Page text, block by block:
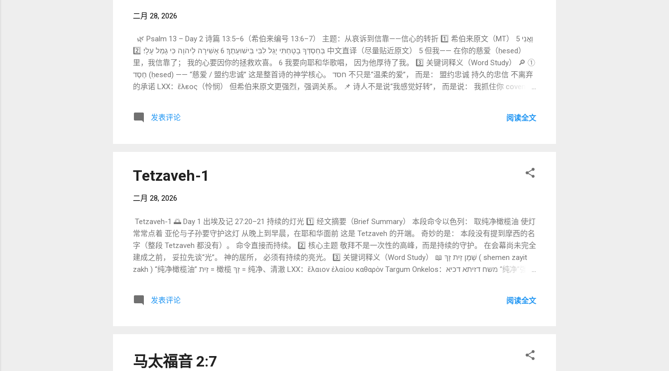
二月 28, 2026
🌿 Psalm 13 – Day 2 诗篇 13:5–6（希伯来编号 13:6–7） 主题：从哀诉到信靠——信心的转折 1️⃣ 希伯来原文（MT） 5 וַאֲנִי
בְּחַסְדְּךָ בָטָחְתִּי יָגֵל לִבִּי בִּישׁוּעָתֶךָ׃ 6 אָשִׁירָה לַיהוָה כִּי גָמַל עָלָי׃ 2️⃣ 中文直译（尽量贴近原文） 5 但我—— 在你的慈爱（ḥesed）
里，我信靠了； 我的心要因你的拯救欢喜。 6 我要向耶和华歌唱， 因为他厚待了我。 3️⃣ 关键词释义（Word Study） 🔎 ①
חֶסֶד (ḥesed) —— “慈爱 / 盟约忠诚” 这是整首诗的神学核心。 חסד 不只是“温柔的爱”， 而是： 盟约忠诚 持久的忠信 不离弃
的承诺 LXX：ἔλεος（怜悯） 但希伯来原文更强烈，强调关系。 📌 诗人不是说“我感觉好转”， 而是说： 我抓住你 covenant
בָּטַח (bataḥ) —— “信靠” 原意： 放下防御 安稳依靠 这是主动选择。 注意时态： בָטָחְתִּי（我已经信靠） 📌 在问题还未解决
前， 诗人已经作出信靠决定。 🔎 ③ יָגֵל (yagel) —— “欢喜” 不是轻微高兴， 而是跳跃式的喜乐。 情绪转折非常剧烈： 前半
比传统指出： 诗篇 13 的结构是典型的哀歌模...
发表评论 阅读全文
Tetzaveh-1
二月 28, 2026
Tetzaveh-1 🌅 Day 1 出埃及记 27:20–21 持续的灯光 1️⃣ 经文摘要（Brief Summary） 本段命令以色列： 取纯净橄榄油 使灯
常常点着 亚伦与子孙要守护这灯 从晚上到早晨，在耶和华面前 这是 Tetzaveh 的开端。 奇妙的是： 本段没有提到摩西的名
字（整段 Tetzaveh 都没有）。 命令直接而持续。 2️⃣ 核心主题 敬拜不是一次性的高峰，而是持续的守护。 在会幕尚未完全
建成之前， 妥拉先谈“光”。 神的居所， 必须有持续的亮光。 3️⃣ 关键词释义（Word Study） 📖 שֶׁמֶן זַיִת זָךְ ( shemen zayit
zakh ) “纯净橄榄油” זַיִת = 橄榄 זָךְ = 纯净、清澈 LXX：ἔλαιον ἐλαίου καθαρὸν Targum Onkelos：משח דזיתא דכיא “纯净”强调
YHWH ) “在耶和华面前” 不是在百姓面前， 不是在营中， 而是在神面前。 灯不是装饰， 而是回应神的同在。 4️⃣ 犹太传统
来书 13 强调“持续献上赞美的祭”。 连续性在于： 持续性敬拜。 不是替代， 而是从会幕语言延展。 7️⃣ 日记式反思 /...
发表评论 阅读全文
马太福音 2:7